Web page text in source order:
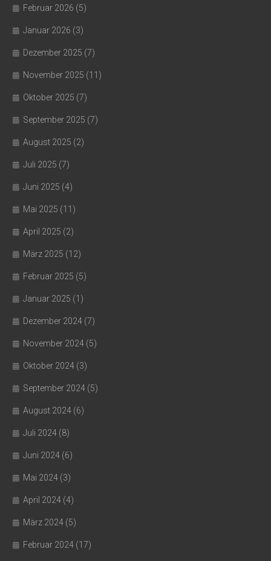
Februar 2026 (5)
Januar 2026 (3)
Dezember 2025 (7)
November 2025 (11)
Oktober 2025 (7)
September 2025 (7)
August 2025 (2)
Juli 2025 (7)
Juni 2025 (4)
Mai 2025 (11)
April 2025 (2)
März 2025 (12)
Februar 2025 (5)
Januar 2025 (1)
Dezember 2024 (7)
November 2024 (5)
Oktober 2024 (3)
September 2024 (5)
August 2024 (6)
Juli 2024 (8)
Juni 2024 (6)
Mai 2024 (3)
April 2024 (4)
März 2024 (5)
Februar 2024 (17)